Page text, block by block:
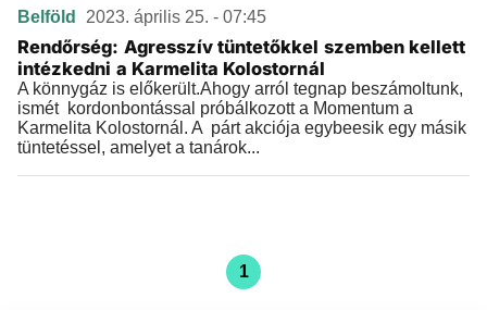
Belföld 2023. április 25. - 07:45
Rendőrség: Agresszív tüntetőkkel szemben kellett
intézkedni a Karmelita Kolostornál
A könnygáz is előkerült.Ahogy arról tegnap beszámoltunk,
ismét kordonbontással próbálkozott a Momentum a
Karmelita Kolostornál. A párt akciója egybeesik egy másik
tüntetéssel, amelyet a tanárok...
1